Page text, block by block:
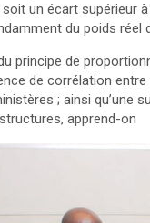
un écart supérieur
du poids réel
principe de
de corrélation
; ainsi qu’une
apprend-on